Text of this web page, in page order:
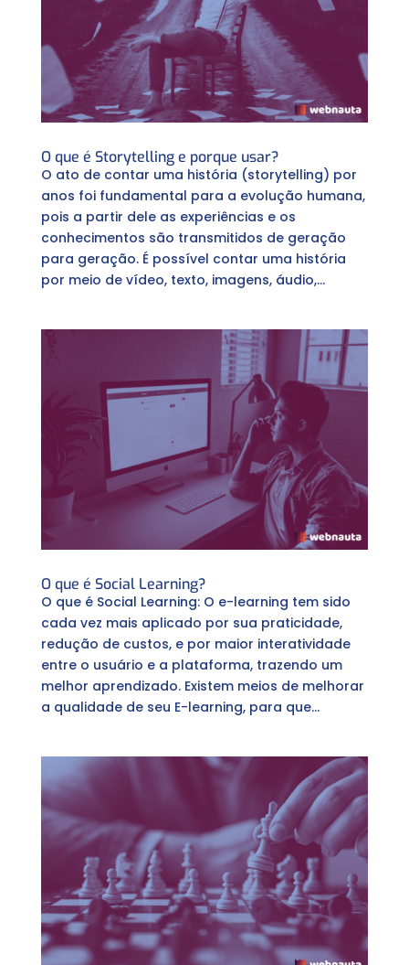
O que é Storytelling e porque usar?
O ato de contar uma história (storytelling) por
anos foi fundamental para a evolução humana,
pois a partir dele as experiências e os
conhecimentos são transmitidos de geração
para geração. É possível contar uma história
por meio de vídeo, texto, imagens, áudio,...
O que é Social Learning?
O que é Social Learning: O e-learning tem sido
cada vez mais aplicado por sua praticidade,
redução de custos, e por maior interatividade
entre o usuário e a plataforma, trazendo um
melhor aprendizado. Existem meios de melhorar
a qualidade de seu E-learning, para que...